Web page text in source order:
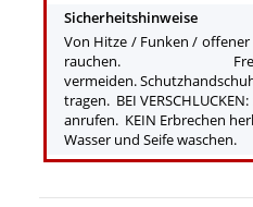
Sicherheitshinweise
Von Hitze / Funken /
rauchen.
vermeiden.
tragen. BEI
anrufen. KEIN Erbrechen
Wasser und Seife waschen.